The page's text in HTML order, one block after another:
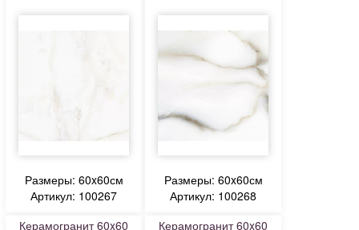
Размеры: 60x60см
Артикул: 100267
Размеры: 60x60см
Артикул: 100268
Керамогранит 60x60
Керамогранит 60x60